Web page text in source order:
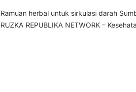
Ramuan herbal untuk sirkulasi darah
RUZKA REPUBLIKA NETWORK –